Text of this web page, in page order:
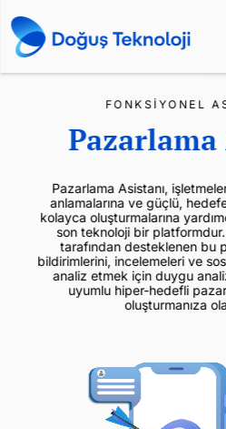
FONKSİYONEL
Pazarlama
Pazarlama Asistanı,
anlamalarına ve güçlü,
kolayca oluşturmalarına
son teknoloji bir
tarafından desteklenen bu
bildirimlerini, incelemeleri ve
analiz etmek için duygu
uyumlu hiper-hedefli
oluşturmanıza